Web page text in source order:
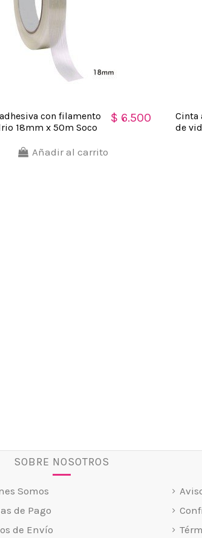
con filamento
18mm x 50m Soco
$ 6.500
Añadir al carrito
Cinta
de
SOBRE NOSOTROS
Somos
de Pago
de Envío